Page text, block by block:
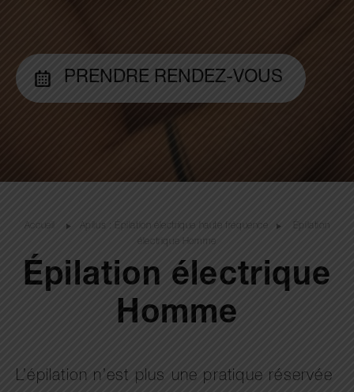
PRENDRE RENDEZ-VOUS
Accueil Apilus : Épilation électrique haute fréquence
Épilation
électrique Homme
Épilation électrique
Homme
L’épilation n’est plus une pratique réservée